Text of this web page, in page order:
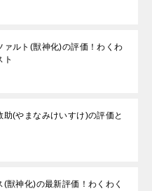
ァルト(獣神化)の評価！わくわ
ト
助(やまなみけいすけ)の評価と
(獣神化)の最新評価！わくわく